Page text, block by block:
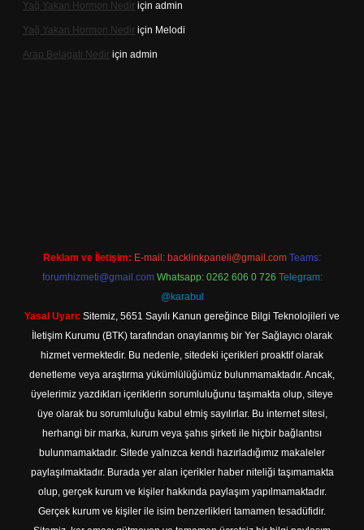
Yağ Yakan Hormon Nedir için admin
Yağ Yakan Hormon Nedir için Melodi
Arap Belagati Nedir için admin
Reklam ve İletişim: E-mail: backlinkpaneli@gmail.com Teams:
forumhizmeti@gmail.com Whatsapp: 0262 606 0 726 Telegram:
@karabul
Yasal Uyarı: Sitemiz, 5651 Sayılı Kanun gereğince Bilgi Teknolojileri ve
İletişim Kurumu (BTK) tarafından onaylanmış bir Yer Sağlayıcı olarak
hizmet vermektedir. Bu nedenle, sitedeki içerikleri proaktif olarak
denetleme veya araştırma yükümlülüğümüz bulunmamaktadır. Ancak,
üyelerimiz yazdıkları içeriklerin sorumluluğunu taşımakta olup, siteye
üye olarak bu sorumluluğu kabul etmiş sayılırlar. Bu internet sitesi,
herhangi bir marka, kurum veya şahıs şirketi ile hiçbir bağlantısı
bulunmamaktadır. Sitede yalnızca kendi hazırladığımız makaleler
paylaşılmaktadır. Burada yer alan içerikler haber niteliği taşımamakta
olup, gerçek kurum ve kişiler hakkında paylaşım yapılmamaktadır.
Gerçek kurum ve kişiler ile isim benzerlikleri tamamen tesadüfidir.